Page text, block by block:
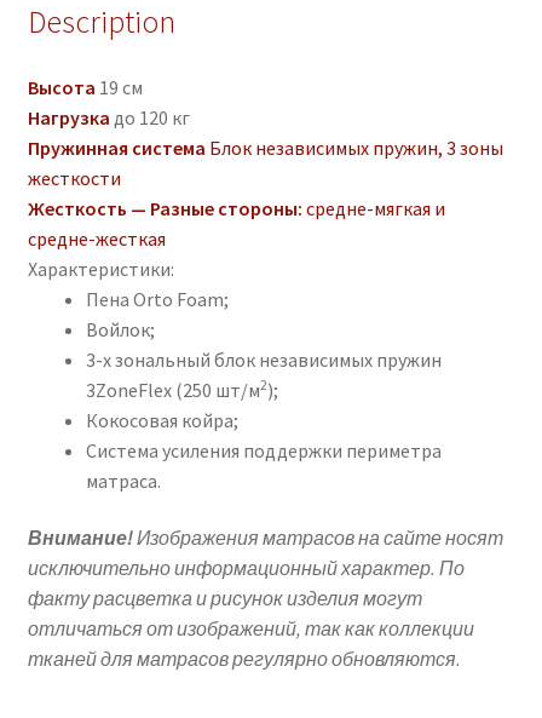
Description
Высота 19 см
Нагрузка до 120 кг
Пружинная система Блок независимых пружин, 3 зоны
жесткости
Жесткость — Разные стороны: средне-мягкая и
средне-жесткая
Характеристики:
Пена Orto Foam;
Войлок;
3-х зональный блок независимых пружин
3ZoneFlex (250 шт/м2);
Кокосовая койра;
Система усиления поддержки периметра
матраса.
Внимание!Изображения матрасов на сайте носят
исключительно информационный характер. По
факту расцветка и рисунок изделия могут
отличаться от изображений, так как коллекции
тканей для матрасов регулярно обновляются.